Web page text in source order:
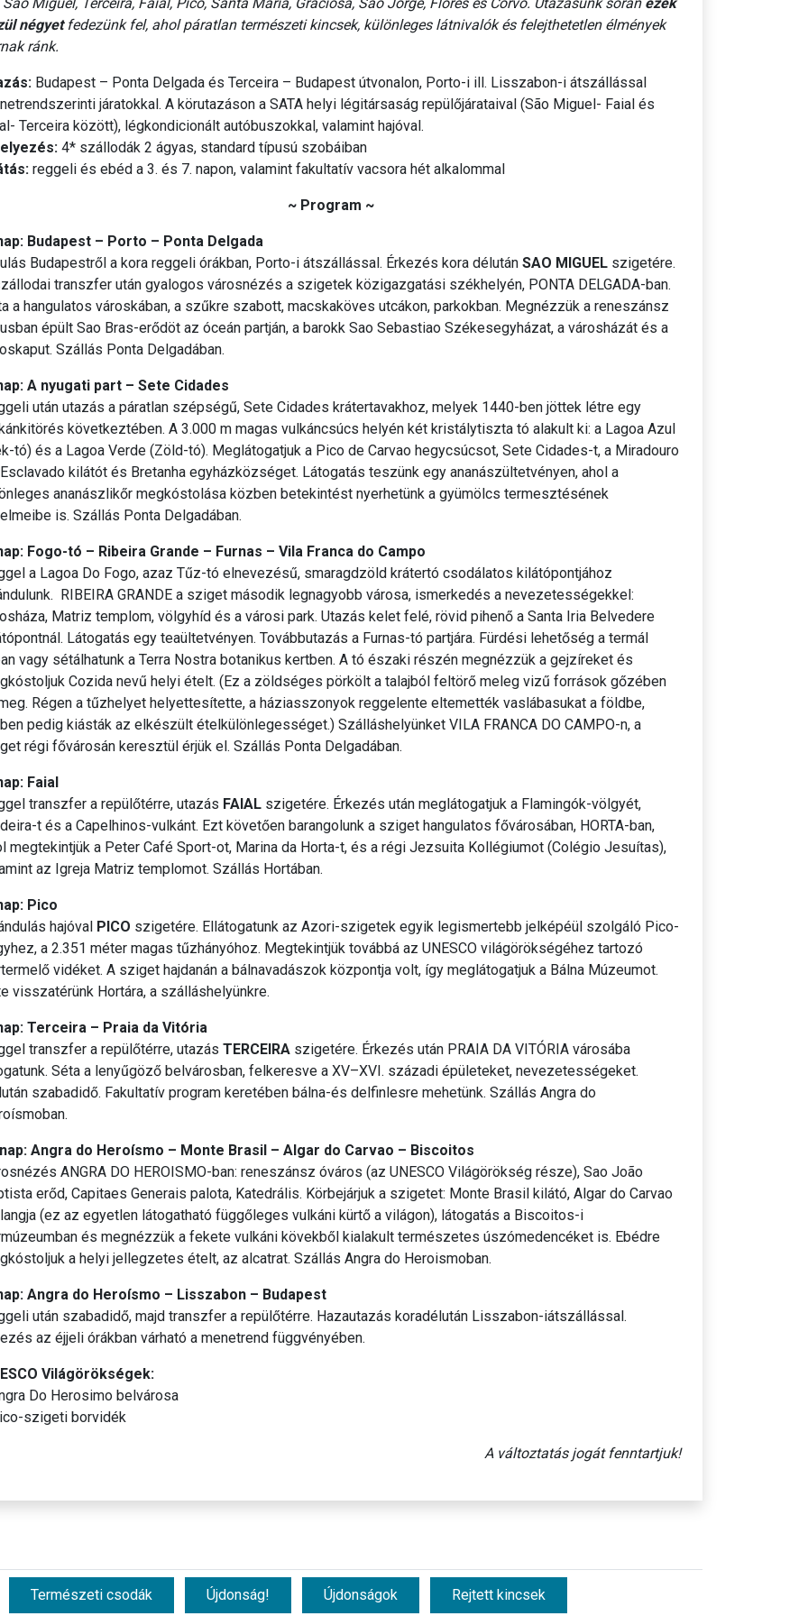
A teljes ár a 472/2017. (XII. 28.) 14. §. (1) c) Korm. rendelet szerinti
négyetfedezünk fel, ahol páratlan természeti kincsek, különleges látnivalók és felejthetetlen élmények
ránk.
Budapest – Ponta Delgada és Terceira – Budapest útvonalon, Porto-i ill. Lisszabon-i átszállással
járatokkal. A körutazáson a SATA helyi légitársaság repülőjárataival (São Miguel- Faial és
Terceira között), légkondicionált autóbuszokkal, valamint hajóval.
4* szállodák 2 ágyas, standard típusú szobáiban
reggeli és ebéd a 3. és 7. napon, valamint fakultatív vacsora hét alkalommal
~ Program ~
Budapest – Porto – Ponta Delgada
Budapestről a kora reggeli órákban, Porto-i átszállással. Érkezés kora délután SAO MIGUEL szigetére.
transzfer után gyalogos városnézés a szigetek közigazgatási székhelyén, PONTA DELGADA-ban.
a hangulatos városkában, a szűkre szabott, macskaköves utcákon, parkokban. Megnézzük a reneszánsz
épült Sao Bras-erődöt az óceán partján, a barokk Sao Sebastiao Székesegyházat, a városházát és a
Szállás Ponta Delgadában.
A nyugati part – Sete Cidades
után utazás a páratlan szépségű, Sete Cidades krátertavakhoz, melyek 1440-ben jöttek létre egy
következtében. A 3.000 m magas vulkáncsúcs helyén két kristálytiszta tó alakult ki: a Lagoa Azul
tó) és a Lagoa Verde (Zöld-tó). Meglátogatjuk a Pico de Carvao hegycsúcsot, Sete Cidades-t, a Miradouro
kilátót és Bretanha egyházközséget. Látogatás teszünk egy ananászültetvényen, ahol a
ananászlikőr megkóstolása közben betekintést nyerhetünk a gyümölcs termesztésének
is. Szállás Ponta Delgadában.
Fogo-tó – Ribeira Grande – Furnas – Vila Franca do Campo
a Lagoa Do Fogo, azaz Tűz-tó elnevezésű, smaragdzöld krátertó csodálatos kilátópontjához
RIBEIRA GRANDE a sziget második legnagyobb városa, ismerkedés a nevezetességekkel:
Matriz templom, völgyhíd és a városi park. Utazás kelet felé, rövid pihenő a Santa Iria Belvedere
Látogatás egy teaültetvényen. Továbbutazás a Furnas-tó partjára. Fürdési lehetőség a termál
vagy sétálhatunk a Terra Nostra botanikus kertben. A tó északi részén megnézzük a gejzíreket és
Cozida nevű helyi ételt. (Ez a zöldséges pörkölt a talajból feltörő meleg vizű források gőzében
Régen a tűzhelyet helyettesítette, a háziasszonyok reggelente eltemették vaslábasukat a földbe,
pedig kiásták az elkészült ételkülönlegességet.) Szálláshelyünket VILA FRANCA DO CAMPO-n, a
régi fővárosán keresztül érjük el. Szállás Ponta Delgadában.
Faial
transzfer a repülőtérre, utazás FAIAL szigetére. Érkezés után meglátogatjuk a Flamingók-völgyét,
t és a Capelhinos-vulkánt. Ezt követően barangolunk a sziget hangulatos fővárosában, HORTA-ban,
megtekintjük a Peter Café Sport-ot, Marina da Horta-t, és a régi Jezsuita Kollégiumot (Colégio Jesuítas),
az Igreja Matriz templomot. Szállás Hortában.
Pico
hajóval PICO szigetére. Ellátogatunk az Azori-szigetek egyik legismertebb jelképéül szolgáló Pico-
a 2.351 méter magas tűzhányóhoz. Megtekintjük továbbá az UNESCO világörökségéhez tartozó
vidéket. A sziget hajdanán a bálnavadászok központja volt, így meglátogatjuk a Bálna Múzeumot.
visszatérünk Hortára, a szálláshelyünkre.
Terceira – Praia da Vitória
transzfer a repülőtérre, utazás TERCEIRA szigetére. Érkezés után PRAIA DA VITÓRIA városába
Séta a lenyűgöző belvárosban, felkeresve a XV–XVI. századi épületeket, nevezetességeket.
szabadidő. Fakultatív program keretében bálna-és delfinlesre mehetünk. Szállás Angra do
Angra do Heroísmo – Monte Brasil – Algar do Carvao – Biscoitos
ANGRA DO HEROISMO-ban: reneszánsz óváros (az UNESCO Világörökség része), Sao João
erőd, Capitaes Generais palota, Katedrális. Körbejárjuk a szigetet: Monte Brasil kilátó, Algar do Carvao
(ez az egyetlen látogatható függőleges vulkáni kürtő a világon), látogatás a Biscoitos-i
és megnézzük a fekete vulkáni kövekből kialakult természetes úszómedencéket is. Ebédre
a helyi jellegzetes ételt, az alcatrat. Szállás Angra do Heroismoban.
Angra do Heroísmo – Lisszabon – Budapest
után szabadidő, majd transzfer a repülőtérre. Hazautazás koradélután Lisszabon-iátszállással.
az éjjeli órákban várható a menetrend függvényében.
Világörökségek:
Do Herosimo belvárosa
szigeti borvidék
A változtatás jogát fenntartjuk!
Természeti csodák Újdonság! Újdonságok Rejtett kincsek